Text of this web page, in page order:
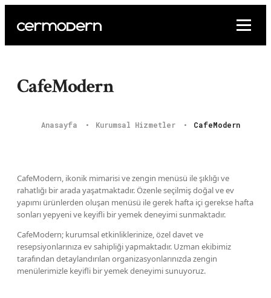
CafeModern
Anasayfa Kurumsal Hizmetler CafeModern
CafeModern, ikonik mimarisi ve zengin menüsü ile şıklığı ve
rahatlığı bir arada yaşatmaktadır. Özenle seçilmiş doğal ve ev
yapımı ürünlerden oluşan menüsü ile gerek hafta içi gerekse hafta
sonları yepyeni ve keyifli bir yemek deneyimi sunmaktadır.
CafeModern; kurumsal etkinliklerinize, özel davet ve
resepsiyonlarınıza ev sahipliği yapmaktadır. Uzman ekibimiz
tarafından detaylandırılan organizasyonlarınızda zengin
menülerimizle keyifli bir yemek deneyimi sunuyoruz.